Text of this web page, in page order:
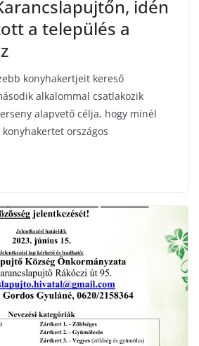
idén
a település a
konyhakertjeit kereső
alkalommal csatlakozik
alapvető célja, hogy minél
országos